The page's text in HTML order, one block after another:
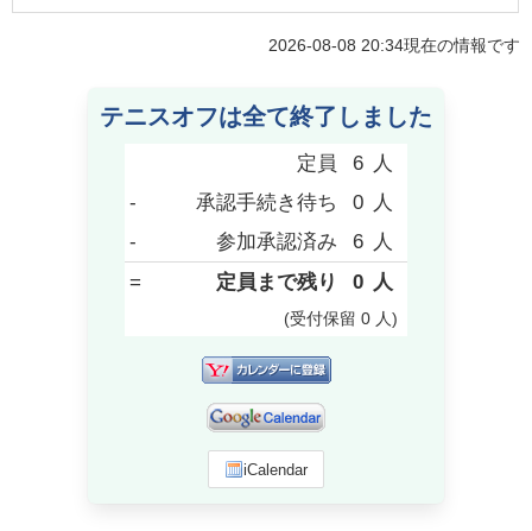
2026-08-08 20:34現在の情報です
テニスオフは全て終了しました
定員 6 人
-
承認手続き待ち 0 人
-
参加承認済み 6 人
=
定員まで残り 0 人
(受付保留 0 人)
iCalendar